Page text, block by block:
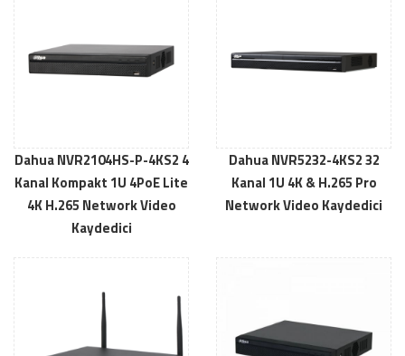
Dahua NVR2104HS-P-4KS2 4
Kanal Kompakt 1U 4PoE Lite
4K H.265 Network Video
Kaydedici
Dahua NVR5232-4KS2 32
Kanal 1U 4K & H.265 Pro
Network Video Kaydedici